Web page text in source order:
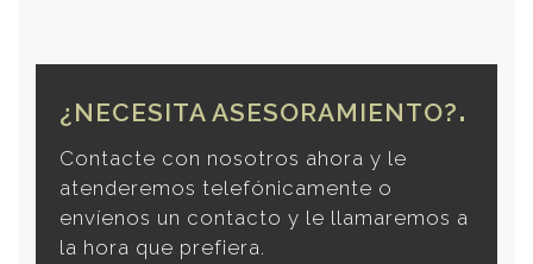
¿NECESITA ASESORAMIENTO?
Contacte con nosotros ahora y le
atenderemos telefónicamente o
envíenos un contacto y le llamaremos a
la hora que prefiera.